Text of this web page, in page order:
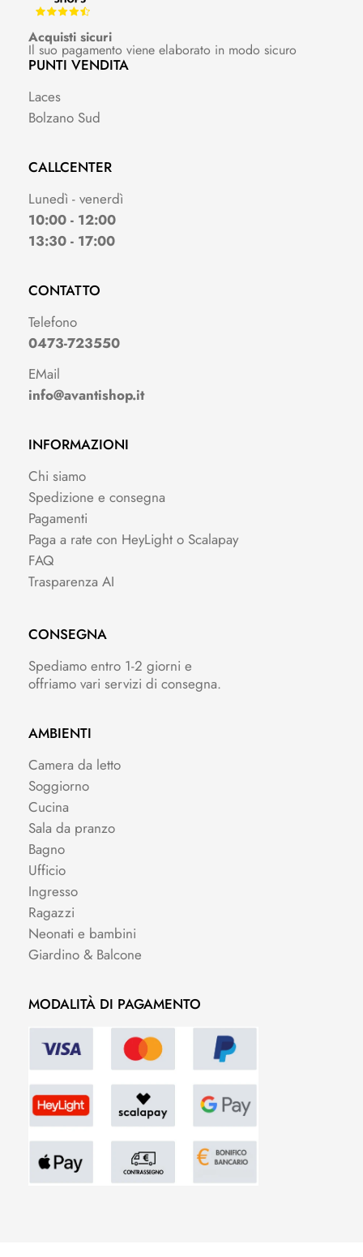
Acquisti sicuri
Il suo pagamento viene elaborato in modo sicuro
PUNTI VENDITA
Laces
Bolzano Sud
CALLCENTER
Lunedì - venerdì
10:00 - 12:00
13:30 - 17:00
CONTATTO
Telefono
0473-723550
EMail
info@avantishop.it
INFORMAZIONI
Chi siamo
Spedizione e consegna
Pagamenti
Paga a rate con HeyLight o Scalapay
FAQ
Trasparenza AI
CONSEGNA
Spediamo entro 1-2 giorni e
offriamo vari servizi di consegna.
AMBIENTI
Camera da letto
Soggiorno
Cucina
Sala da pranzo
Bagno
Ufficio
Ingresso
Ragazzi
Neonati e bambini
Giardino & Balcone
MODALITÀ DI PAGAMENTO